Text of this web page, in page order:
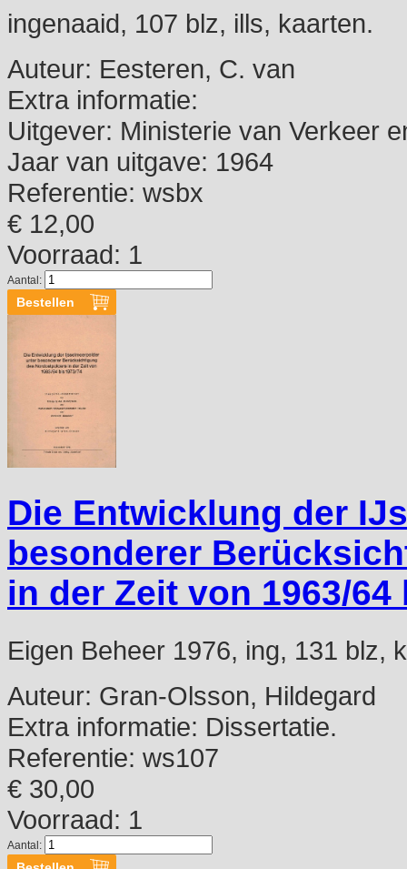
ingenaaid, 107 blz, ills, kaarten.
Auteur: Eesteren, C. van
Extra informatie:
Uitgever: Ministerie van Verkeer
Jaar van uitgave: 1964
Referentie: wsbx
€ 12,00
Voorraad: 1
Aantal:
Die Entwicklung der
besonderer
in der Zeit von 1963/64
Eigen Beheer 1976, ing, 131 blz,
Auteur: Gran-Olsson, Hildegard
Extra informatie: Dissertatie.
Referentie: ws107
€ 30,00
Voorraad: 1
Aantal: